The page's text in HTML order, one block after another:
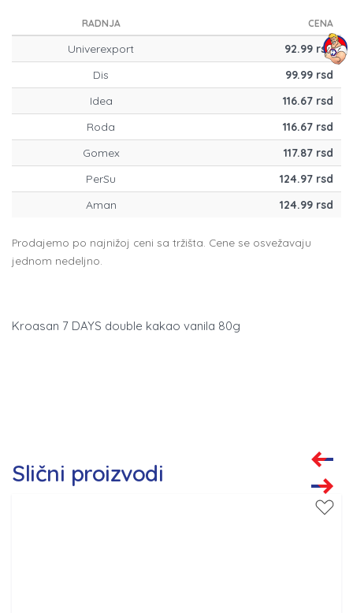
RADNJA CENA
Univerexport
92.99 rsd
Dis
99.99 rsd
Idea
116.67 rsd
Roda
116.67 rsd
Gomex
117.87 rsd
PerSu
124.97 rsd
Aman
124.99 rsd
Prodajemo po najnižoj ceni sa tržišta. Cene se osvežavaju
jednom nedeljno.
Kroasan 7 DAYS double kakao vanila 80g
Slični proizvodi